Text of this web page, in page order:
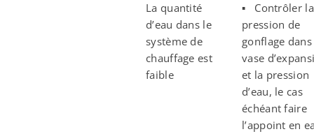
La quantité
d’eau dans le
système de
chauffage est
faible
▪ Contrôler la
pression de
gonflage
vase
et la pression
d’eau, le cas
échéant faire
l’appoint en